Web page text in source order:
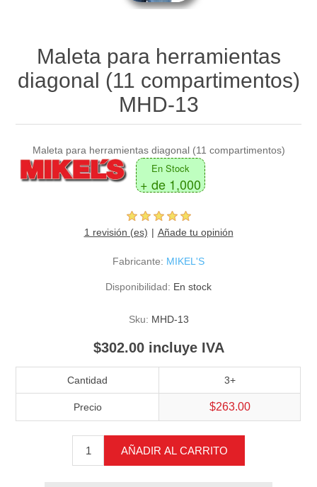
Maleta para herramientas
diagonal (11 compartimentos)
MHD-13
Maleta para herramientas diagonal (11 compartimentos)
En Stock
+ de 1,000
1 revisión (es) Añade tu opinión
Fabricante: MIKEL'S
Disponibilidad: En stock
Sku: MHD-13
$302.00 incluye IVA
Cantidad 3+
Precio $263.00
AÑADIR AL CARRITO